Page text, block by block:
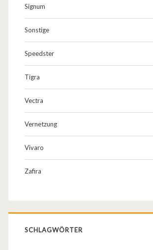
Signum
Sonstige
Speedster
Tigra
Vectra
Vernetzung
Vivaro
Zafira
SCHLAGWÖRTER